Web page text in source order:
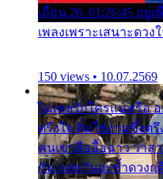
เถื่อน 26. 01:26:45 อยู่เ
เพลงเพราะเสนาะดวง
150 views • 10.07.2569
ไม่เคยรักใครแน่หรือ
ตรึงใจ ติ๋มใช่งามซึ้งต
คนเขาลืออื้อฉาว ว่าส
กัน แต่หวั่นจะช้ำดวง